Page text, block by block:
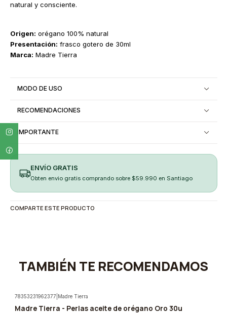
natural y consciente.
Origen: orégano 100% natural
Presentación: frasco gotero de 30ml
Marca: Madre Tierra
MODO DE USO
RECOMENDACIONES
IMPORTANTE
ENVÍO GRATIS
Obten envio gratis comprando sobre $59.990 en Santiago
COMPARTE ESTE PRODUCTO
TAMBIÉN TE RECOMENDAMOS
-13%
78353231962377 Madre Tierra
Madre Tierra - Perlas aceite de orégano Oro 30u